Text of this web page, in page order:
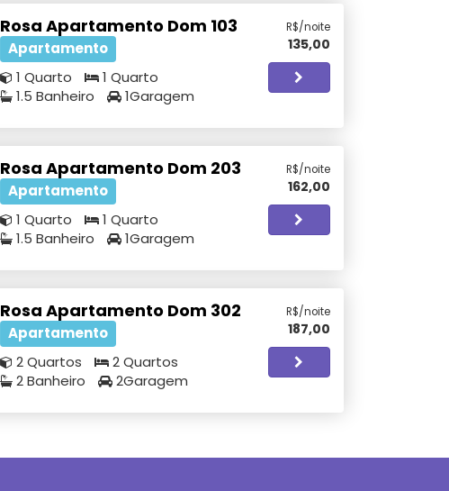
Rosa Apartamento Dom 103
Apartamento
1 Quarto
1 Quarto
1.5 Banheiro
1Garagem
R$/noite
135,00
Rosa Apartamento Dom 203
Apartamento
1 Quarto
1 Quarto
1.5 Banheiro
1Garagem
R$/noite
162,00
Rosa Apartamento Dom 302
Apartamento
2 Quartos
2 Quartos
2 Banheiro
2Garagem
R$/noite
187,00